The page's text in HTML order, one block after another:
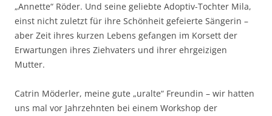
„Annette“ Röder. Und seine geliebte Adoptiv-Tochter Mila,
einst nicht zuletzt für ihre Schönheit gefeierte Sängerin –
aber Zeit ihres kurzen Lebens gefangen im Korsett der
Erwartungen ihres Ziehvaters und ihrer ehrgeizigen
Mutter.
Catrin Möderler, meine gute „uralte“ Freundin – wir hatten
uns mal vor Jahrzehnten bei einem Workshop der